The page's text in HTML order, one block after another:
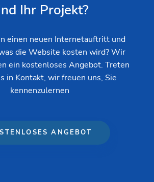
Ihr Projekt?
einen neuen Internetauftritt und
die Website kosten wird? Wir
ein kostenloses Angebot. Treten
in Kontakt, wir freuen uns, Sie
kennenzulernen
ANGEBOT